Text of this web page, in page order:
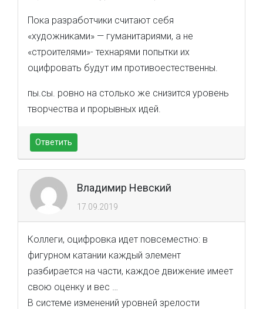
Пока разработчики считают себя
«художниками» — гуманитариями, а не
«строителями»- технарями попытки их
оцифровать будут им противоестественны.
пы.сы. ровно на столько же снизится уровень
творчества и прорывных идей.
Ответить
Владимир Невский
17.09.2019
Коллеги, оцифровка идет повсеместно: в
фигурном катании каждый элемент
разбирается на части, каждое движение имеет
свою оценку и вес …
В системе изменений уровней зрелости